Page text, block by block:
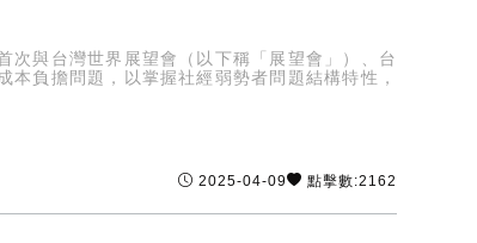
次與台灣世界展望會（以下稱「展望會」）、台
負擔問題，以掌握社經弱勢者問題結構特性，
2025-04-09 點擊數:2162